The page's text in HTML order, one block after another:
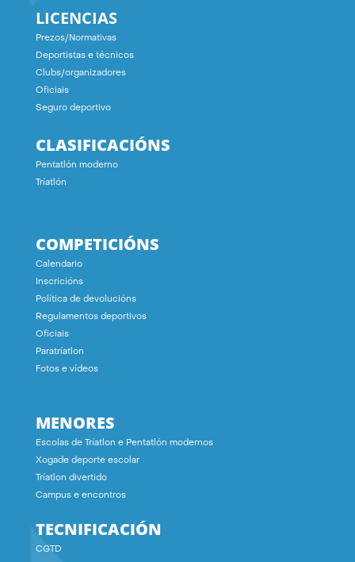
LICENCIAS
Prezos/Normativas
Deportistas e técnicos
Clubs/organizadores
Oficiais
Seguro deportivo
CLASIFICACIÓNS
Pentatlón moderno
Tríatlón
COMPETICIÓNS
Calendario
Inscricións
Política de devolucións
Regulamentos deportivos
Oficiais
Paratríatlon
Fotos e vídeos
MENORES
Escolas de Tríatlon e Pentatlón modernos
Xogade deporte escolar
Tríatlon divertido
Campus e encontros
TECNIFICACIÓN
CGTD